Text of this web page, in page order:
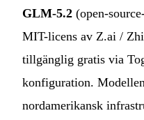
GLM-5.2 (open-
MIT-licens av Z.ai /
tillgänglig gratis via
konfiguration.
nordamerikansk